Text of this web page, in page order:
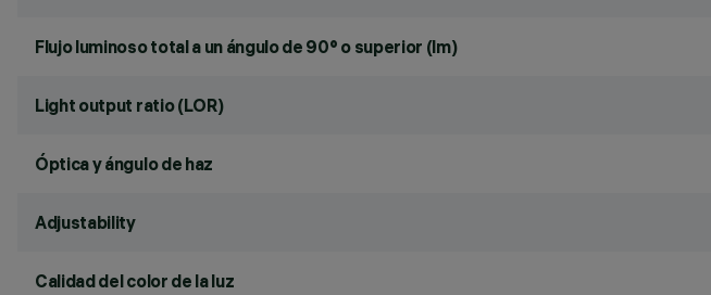
Flujo luminoso total a un ángulo de 90° o superior (lm)
Light output ratio (LOR)
Óptica y ángulo de haz
Adjustability
Calidad del color de la luz